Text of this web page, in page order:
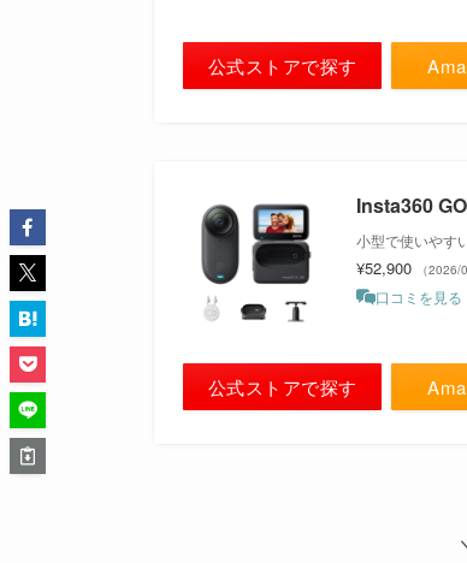
公式ストアで探す
Insta360
小型で使いやす
¥52,900 （
口コミを見る
公式ストアで探す